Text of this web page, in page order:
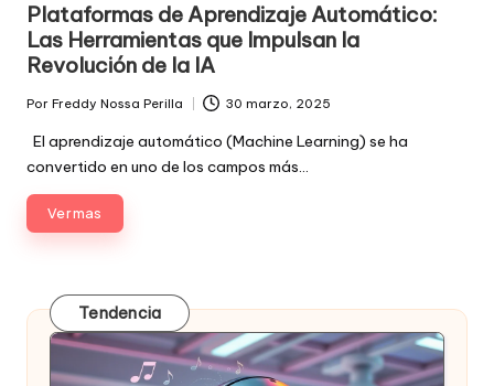
Plataformas de Aprendizaje Automático:
Las Herramientas que Impulsan la
Revolución de la IA
Publicado
por
Por Freddy Nossa Perilla 30 marzo, 2025
El aprendizaje automático (Machine Learning) se ha
convertido en uno de los campos más…
Ver mas
Tendencia